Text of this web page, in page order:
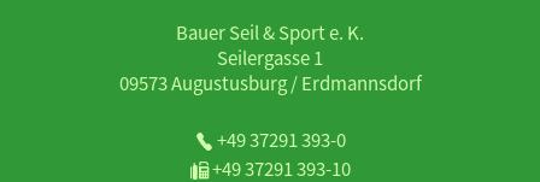
Bauer Seil & Sport e. K.
Seilergasse 1
09573 Augustusburg / Erdmannsdorf
+49 37291 393-0
+49 37291 393-10